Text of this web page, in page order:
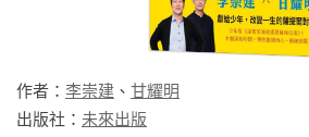
作者： 李崇建 、 甘耀明
出版社： 未來出版